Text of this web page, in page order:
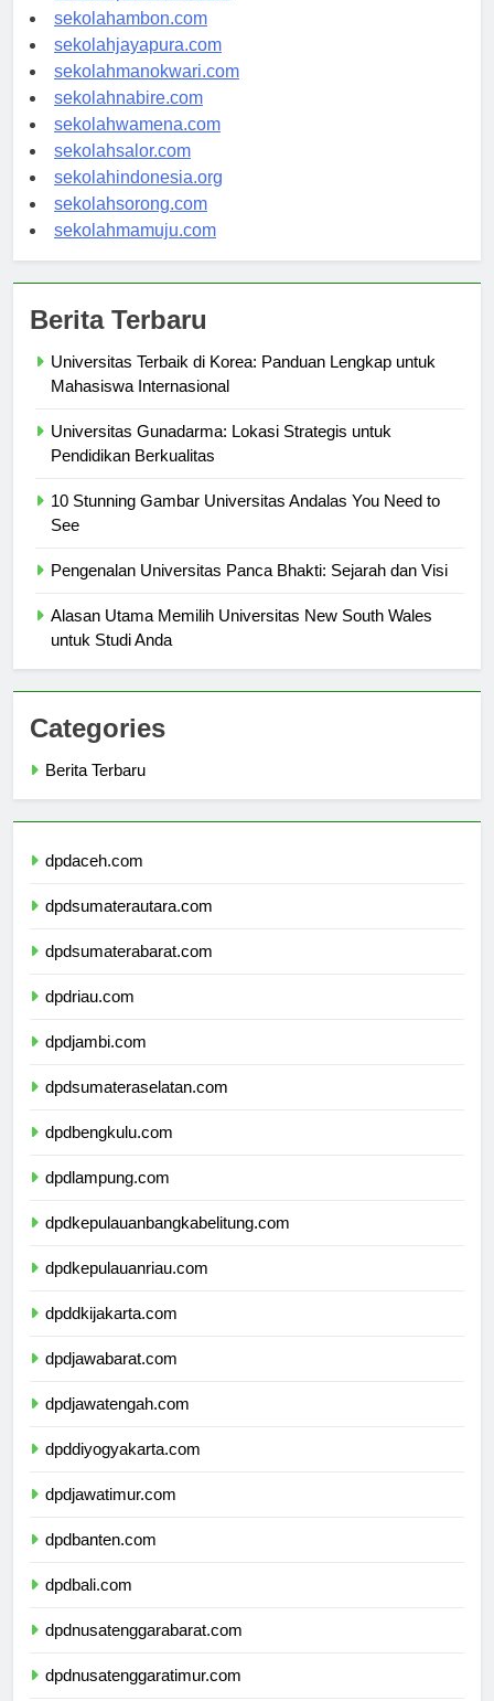
sekolahpontianak.com
sekolahambon.com
sekolahjayapura.com
sekolahmanokwari.com
sekolahnabire.com
sekolahwamena.com
sekolahsalor.com
sekolahindonesia.org
sekolahsorong.com
Berita Terbaru
Universitas Terbaik di Korea: Panduan Lengkap untuk
Universitas Gunadarma: Lokasi Strategis untuk
10 Stunning Gambar Universitas Andalas You Need to
Alasan Utama Memilih Universitas New South Wales
Categories